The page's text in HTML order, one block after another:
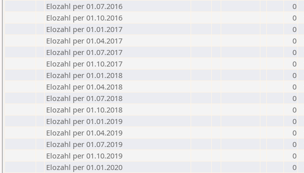
Elozahl per 01.07.2016
0
Elozahl per 01.10.2016
0
Elozahl per 01.01.2017
0
Elozahl per 01.04.2017
0
Elozahl per 01.07.2017
0
Elozahl per 01.10.2017
0
Elozahl per 01.01.2018
0
Elozahl per 01.04.2018
0
Elozahl per 01.07.2018
0
Elozahl per 01.10.2018
0
Elozahl per 01.01.2019
0
Elozahl per 01.04.2019
0
Elozahl per 01.07.2019
0
Elozahl per 01.10.2019
0
Elozahl per 01.01.2020
0